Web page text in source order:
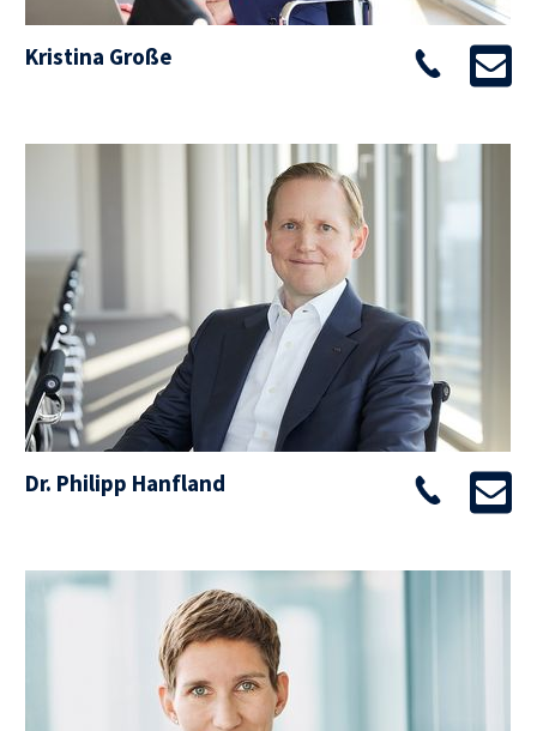
Kristina Große
Dr. Philipp Hanfland